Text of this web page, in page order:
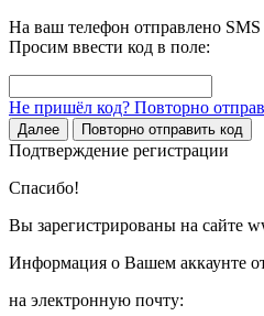
На ваш телефон отправлено
Просим ввести код в поле:
Не пришёл код? Повторно
Далее Повторно отправить код
Подтверждение регистрации
Спасибо!
Вы зарегистрированы на сайте
Информация о Вашем аккаунте
на электронную почту: